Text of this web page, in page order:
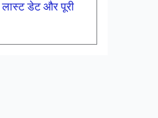
लास्ट डेट और पूरी